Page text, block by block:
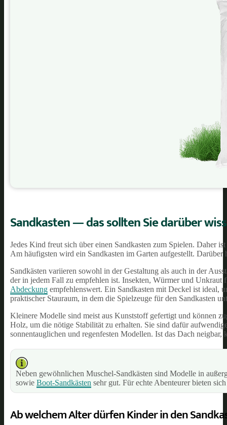
Sandkasten — das sollten Sie darüber
Jedes Kind freut sich über einen Sandkasten zum Spielen. Daher
Am häufigsten wird ein Sandkasten im Garten aufgestellt.
Sandkästen variieren sowohl in der Gestaltung als auch in der
der in jedem Fall zu empfehlen ist. Insekten, Würmer und
Abdeckung empfehlenswert. Ein Sandkasten mit Deckel ist ideal,
praktischer Stauraum, in dem die Spielzeuge für den Sandkasten
Kleinere Modelle sind meist aus Kunststoff gefertigt und können
Holz, um die nötige Stabilität zu erhalten. Sie sind dafür
sonnentauglichen und regenfesten Modellen. Ist das Dach neigbar,
Neben gewöhnlichen Muschel-Sandkästen sind Modelle in
sowie Boot-Sandkästen sehr gut. Für echte Abenteurer bieten
Ab welchem Alter dürfen Kinder in den